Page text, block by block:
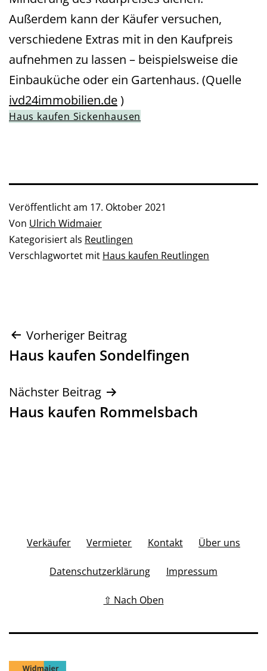
Außerdem kann der Käufer versuchen,
verschiedene Extras mit in den Kaufpreis
aufnehmen zu lassen – beispielsweise die
Einbauküche oder ein Gartenhaus. (Quelle
ivd24immobilien.de)
Haus kaufen Sickenhausen
Veröffentlicht am 17. Oktober 2021
Von Ulrich Widmaier
Kategorisiert als Reutlingen
Verschlagwortet mit Haus kaufen Reutlingen
Beitragsnavigation
Vorheriger Beitrag
Haus kaufen Sondelfingen
Nächster Beitrag
Haus kaufen Rommelsbach
Verkäufer Vermieter Kontakt Über uns
Datenschutzerklärung Impressum
⇧ Nach Oben